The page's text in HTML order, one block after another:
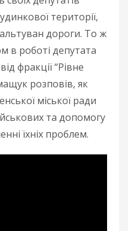
території,
дороги. То ж
в роботі депутата
фракції “Рівне
розповів, як
міської ради
та допомогу
їхніх проблем.